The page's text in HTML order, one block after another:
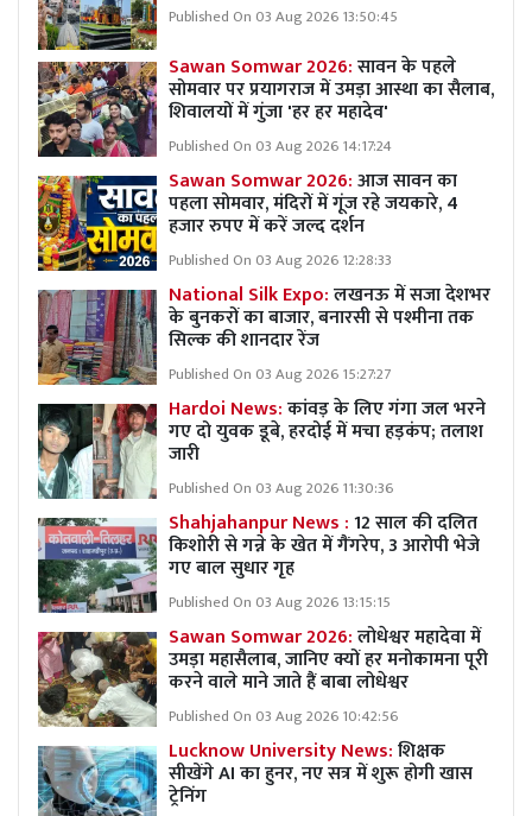
Published On 03 Aug 2026 13:50:45
Sawan Somwar 2026:सावन के पहले
सोमवार पर प्रयागराज में उमड़ा आस्था का सैलाब,
शिवालयों में गुंजा 'हर हर महादेव'
Published On 03 Aug 2026 14:17:24
Sawan Somwar 2026:आज सावन का
पहला सोमवार, मंदिरों में गूंज रहे जयकारे, 4
हजार रुपए में करें जल्द दर्शन
Published On 03 Aug 2026 12:28:33
National Silk Expo:लखनऊ में सजा देशभर
के बुनकरों का बाजार, बनारसी से पश्मीना तक
सिल्क की शानदार रेंज
Published On 03 Aug 2026 15:27:27
Hardoi News:कांवड़ के लिए गंगा जल भरने
गए दो युवक डूबे, हरदोई में मचा हड़कंप; तलाश
जारी
Published On 03 Aug 2026 11:30:36
Shahjahanpur News :12 साल की दलित
किशोरी से गन्ने के खेत में गैंगरेप, 3 आरोपी भेजे
गए बाल सुधार गृह
Published On 03 Aug 2026 13:15:15
Sawan Somwar 2026:लोधेश्वर महादेवा में
उमड़ा महासैलाब, जानिए क्यों हर मनोकामना पूरी
करने वाले माने जाते हैं बाबा लोधेश्वर
Published On 03 Aug 2026 10:42:56
Lucknow University News:शिक्षक
सीखेंगे AI का हुनर, नए सत्र में शुरू होगी खास
ट्रेनिंग